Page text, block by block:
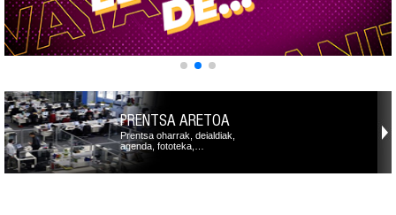
PRENTSA ARETOA
Prentsa oharrak, deialdiak,
agenda, fototeka,…